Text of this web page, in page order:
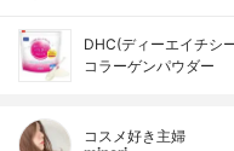
DHC(ディーエイチシ
コラーゲンパウダー
コスメ好き主婦